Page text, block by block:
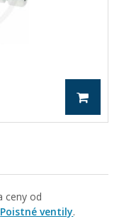
ceny od
Poistné ventily.